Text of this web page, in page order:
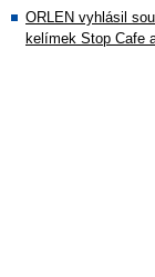
ORLEN vyhlásil
kelímek Stop Cafe